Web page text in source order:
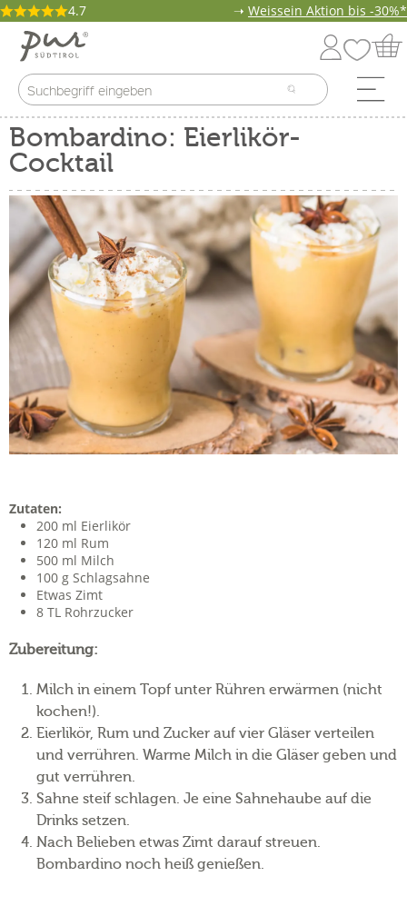
4.7 ➝ Weissein Aktion bis -30%*
Bombardino: Eierlikör-
Cocktail
Zutaten:
200 ml Eierlikör
120 ml Rum
500 ml Milch
100 g Schlagsahne
Etwas Zimt
8 TL Rohrzucker
Zubereitung:
Milch in einem Topf unter Rühren erwärmen (nicht
kochen!).
Eierlikör, Rum und Zucker auf vier Gläser verteilen
und verrühren. Warme Milch in die Gläser geben und
gut verrühren.
Sahne steif schlagen. Je eine Sahnehaube auf die
Drinks setzen.
Nach Belieben etwas Zimt darauf streuen.
Bombardino noch heiß genießen.